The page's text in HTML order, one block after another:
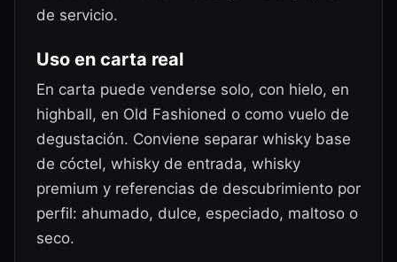
de servicio.
Uso en carta real
En carta puede venderse solo, con hielo, en
highball, en Old Fashioned o como vuelo de
degustación. Conviene separar whisky base
de cóctel, whisky de entrada, whisky
premium y referencias de descubrimiento por
perfil: ahumado, dulce, especiado, maltoso o
seco.